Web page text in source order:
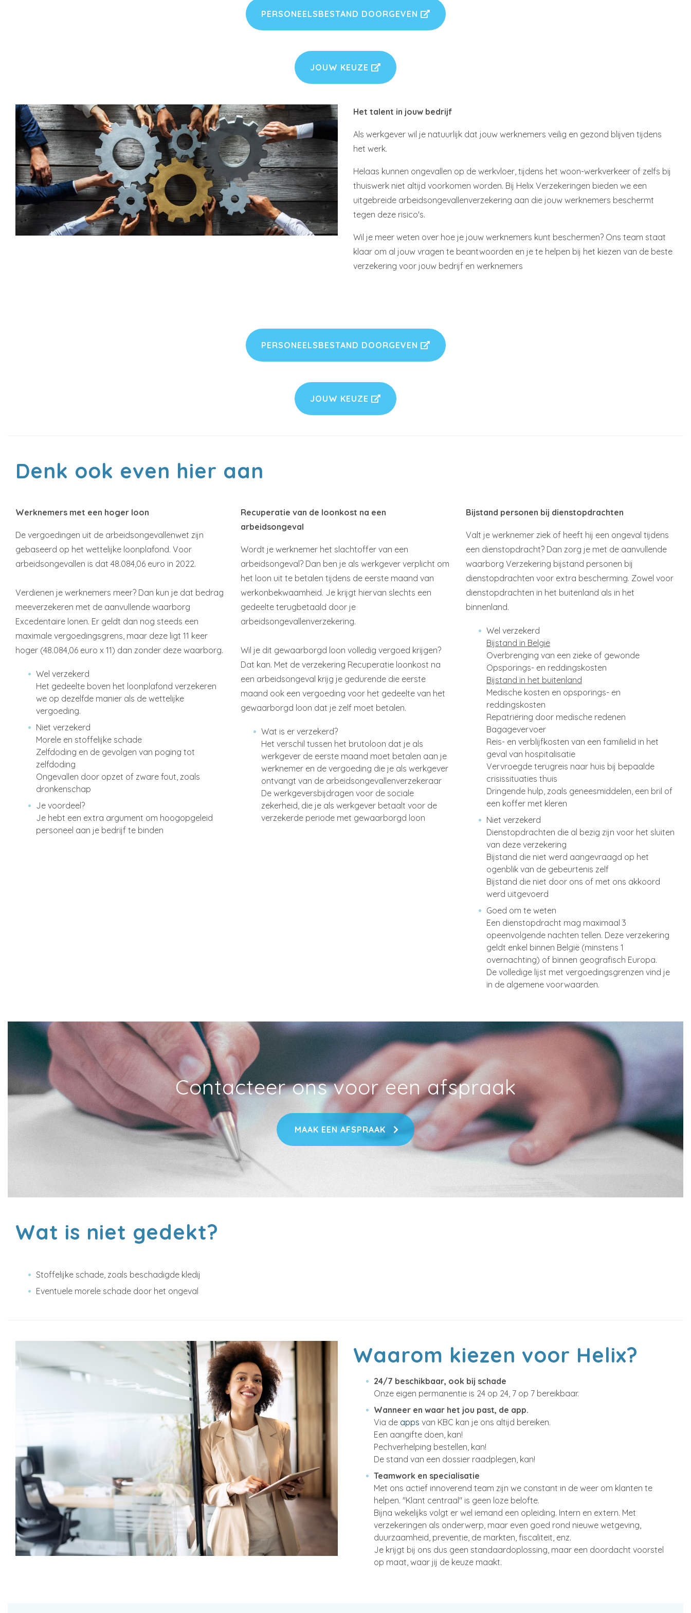
PERSONEELSBESTAND DOORGEVEN
JOUW KEUZE
Het talent in jouw bedrijf
Als werkgever wil je natuurlijk dat jouw werknemers veilig en gezond blijven tijdens
het werk.
Helaas kunnen ongevallen op de werkvloer, tijdens het woon-werkverkeer of zelfs bij
thuiswerk niet altijd voorkomen worden. Bij Helix Verzekeringen bieden we een
uitgebreide arbeidsongevallenverzekering aan die jouw werknemers beschermt
tegen deze risico's.
Wil je meer weten over hoe je jouw werknemers kunt beschermen? Ons team staat
klaar om al jouw vragen te beantwoorden en je te helpen bij het kiezen van de beste
verzekering voor jouw bedrijf en werknemers
PERSONEELSBESTAND DOORGEVEN
JOUW KEUZE
Denk ook even hier aan
Werknemers met een hoger loon
De vergoedingen uit de arbeidsongevallenwet zijn
gebaseerd op het wettelijke loonplafond. Voor
arbeidsongevallen is dat 48.084,06 euro in 2022.
Verdienen je werknemers meer? Dan kun je dat bedrag
meeverzekeren met de aanvullende waarborg
Excedentaire lonen. Er geldt dan nog steeds een
maximale vergoedingsgrens, maar deze ligt 11 keer
hoger (48.084,06 euro x 11) dan zonder deze waarborg.
Wel verzekerd
Het gedeelte boven het loonplafond verzekeren
we op dezelfde manier als de wettelijke
vergoeding.
Niet verzekerd
Morele en stoffelijke schade
Zelfdoding en de gevolgen van poging tot
zelfdoding
Ongevallen door opzet of zware fout, zoals
dronkenschap
Je voordeel?
Je hebt een extra argument om hoogopgeleid
personeel aan je bedrijf te binden
Recuperatie van de loonkost na een
arbeidsongeval
Wordt je werknemer het slachtoffer van een
arbeidsongeval? Dan ben je als werkgever verplicht om
het loon uit te betalen tijdens de eerste maand van
werkonbekwaamheid. Je krijgt hiervan slechts een
gedeelte terugbetaald door je
arbeidsongevallenverzekering.
Wil je dit gewaarborgd loon volledig vergoed krijgen?
Dat kan. Met de verzekering Recuperatie loonkost na
een arbeidsongeval krijg je gedurende die eerste
maand ook een vergoeding voor het gedeelte van het
gewaarborgd loon dat je zelf moet betalen.
Wat is er verzekerd?
Het verschil tussen het brutoloon dat je als
werkgever de eerste maand moet betalen aan je
werknemer en de vergoeding die je als werkgever
ontvangt van de arbeidsongevallenverzekeraar
De werkgeversbijdragen voor de sociale
zekerheid, die je als werkgever betaalt voor de
verzekerde periode met gewaarborgd loon
Bijstand personen bij dienstopdrachten
Valt je werknemer ziek of heeft hij een ongeval tijdens
een dienstopdracht? Dan zorg je met de aanvullende
waarborg Verzekering bijstand personen bij
dienstopdrachten voor extra bescherming. Zowel voor
dienstopdrachten in het buitenland als in het
binnenland.
Wel verzekerd
Bijstand in België
Overbrenging van een zieke of gewonde
Opsporings- en reddingskosten
Bijstand in het buitenland
Medische kosten en opsporings- en
reddingskosten
Repatriëring door medische redenen
Bagagevervoer
Reis- en verblijfkosten van een familielid in het
geval van hospitalisatie
Vervroegde terugreis naar huis bij bepaalde
crisissituaties thuis
Dringende hulp, zoals geneesmiddelen, een bril of
een koffer met kleren
Niet verzekerd
Dienstopdrachten die al bezig zijn voor het sluiten
van deze verzekering
Bijstand die niet werd aangevraagd op het
ogenblik van de gebeurtenis zelf
Bijstand die niet door ons of met ons akkoord
werd uitgevoerd
Goed om te weten
Een dienstopdracht mag maximaal 3
opeenvolgende nachten tellen. Deze verzekering
geldt enkel binnen België (minstens 1
overnachting) of binnen geografisch Europa.
De volledige lijst met vergoedingsgrenzen vind je
in de algemene voorwaarden.
Contacteer ons voor een afspraak
MAAK EEN AFSPRAAK
Wat is niet gedekt?
Stoffelijke schade, zoals beschadigde kledij
Eventuele morele schade door het ongeval
Waarom kiezen voor Helix?
24/7 beschikbaar, ook bij schade
Onze eigen permanentie is 24 op 24, 7 op 7 bereikbaar.
Wanneer en waar het jou past, de app.
Via de apps van KBC kan je ons altijd bereiken.
Een aangifte doen, kan!
Pechverhelping bestellen, kan!
De stand van een dossier raadplegen, kan!
Teamwork en specialisatie
Met ons actief innoverend team zijn we constant in de weer om klanten te
helpen. "Klant centraal" is geen loze belofte.
Bijna wekelijks volgt er wel iemand een opleiding. Intern en extern. Met
verzekeringen als onderwerp, maar even goed rond nieuwe wetgeving,
duurzaamheid, preventie, de markten, fiscaliteit, enz.
Je krijgt bij ons dus geen standaardoplossing, maar een doordacht voorstel
op maat, waar jij de keuze maakt.